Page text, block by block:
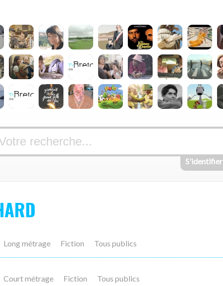
S'identifier
Long métrage Fiction Tous publics
Court métrage Fiction Tous publics